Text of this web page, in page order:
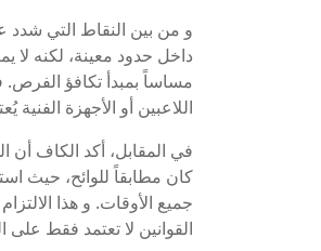
و من بين النقاط التي شدد
داخل حدود معينة، لكنه لا
مساساً بمبدأ تكافؤ الفرص.
اللاعبين أو الأجهزة الفنية
في المقابل، أكد الكاف أن
كان مطابقاً للوائح، حيث
جميع الأوقات. و هذا
القوانين لا تعتمد فقط